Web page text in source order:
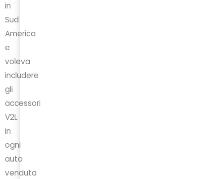
in
Sud
America
e
voleva
includere
gli
accessori
V2L
in
ogni
auto
venduta